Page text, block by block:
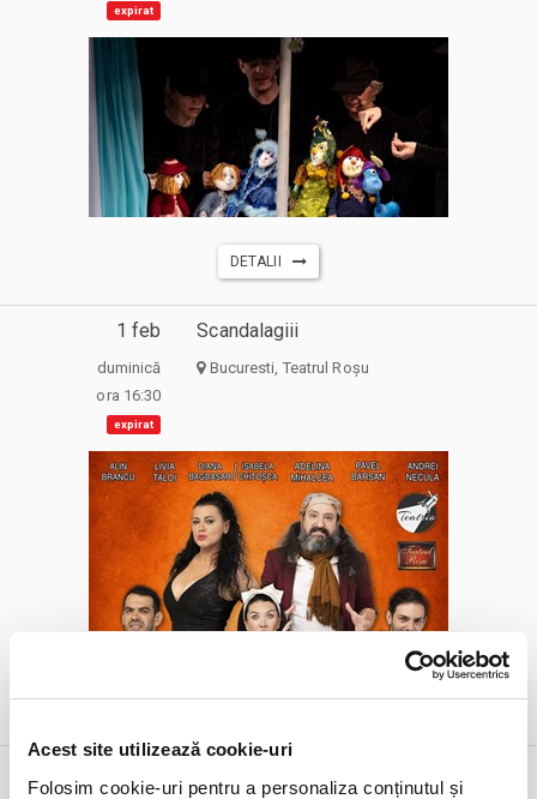
Acest site utilizează cookie-uri
Folosim cookie-uri pentru a personaliza conținutul și
expirat
DETALII
1 feb
duminică
ora 16:30
expirat
Scandalagiii
Bucuresti, Teatrul Roșu
vs Universitatea Craiova